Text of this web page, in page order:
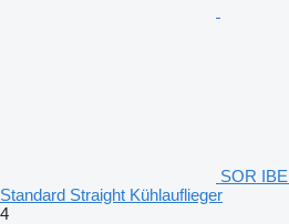
SOR
Standard Straight Kühlauflieger
4